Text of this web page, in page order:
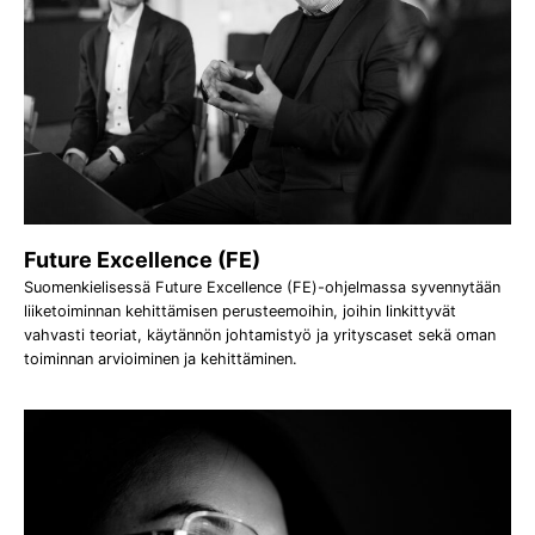
Future Excellence (FE)
Suomenkielisessä Future Excellence (FE)-ohjelmassa syvennytään
liiketoiminnan kehittämisen perusteemoihin, joihin linkittyvät
vahvasti teoriat, käytännön johtamistyö ja yrityscaset sekä oman
toiminnan arvioiminen ja kehittäminen.